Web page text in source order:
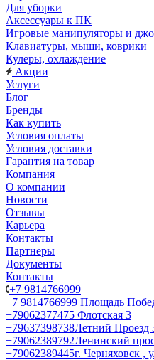
Для уборки
Аксессуары к ПК
Игровые манипуляторы и
Клавиатуры, мыши, коврики
Кулеры, охлаждение
Акции
Услуги
Блог
Бренды
Как купить
Условия оплаты
Условия доставки
Гарантия на товар
Компания
О компании
Новости
Отзывы
Карьера
Контакты
Партнеры
Документы
Контакты
+7 9814766999
+7 9814766999 Площадь
+79062377475 Флотская 3
+79637398738Летний Проезд
+79062389792Ленинский
+79062389445г. Черняховск ,